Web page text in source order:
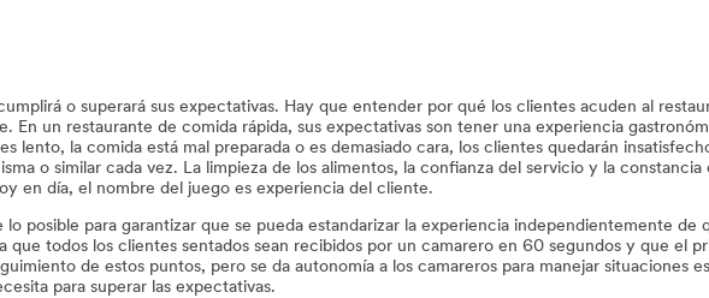
o superará sus expectativas. Hay que entender por qué los clientes acuden al
En un restaurante de comida rápida, sus expectativas son tener una experiencia
lento, la comida está mal preparada o es demasiado cara, los clientes quedarán
o similar cada vez. La limpieza de los alimentos, la confianza del servicio y la
en día, el nombre del juego es experiencia del cliente.
lo posible para garantizar que se pueda estandarizar la experiencia independientemente de
todos los clientes sentados sean recibidos por un camarero en 60 segundos y que el
de estos puntos, pero se da autonomía a los camareros para manejar situaciones
para superar las expectativas.